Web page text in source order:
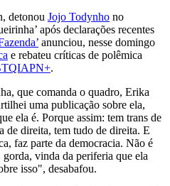
detonou Jojo Todynho no
após declarações recentes
anunciou, nesse domingo
e rebateu críticas de polêmica
.
que comanda o quadro, Erika
uma publicação sobre ela,
ela é. Porque assim: tem trans de
de direita, tem tudo de direita. E
faz parte da democracia. Não é
vinda da periferia que ela
isso", desabafou.